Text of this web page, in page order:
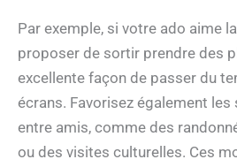
Par exemple, si votre ado aime
proposer de sortir prendre des
excellente façon de passer du
écrans. Favorisez également
entre amis, comme des
ou des visites culturelles. Ces